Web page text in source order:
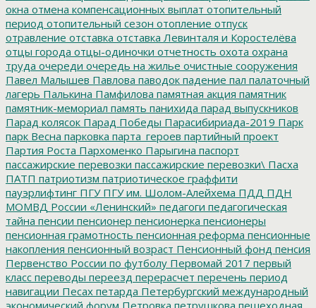
окна отмена компенсационных выплат отопительный
период отопительный сезон отопление отпуск
отравление отставка отставка Левинталя и Коростелёва
отцы города отцы-одиночки отчетность охота охрана
труда очереди очередь на жилье очистные сооружения
Павел Малышев Павлова паводок падение пал палаточный
лагерь Палькина Памфилова памятная акция памятник
памятник-мемориал память панихида парад выпускников
Парад колясок Парад Победы Парасибириада-2019 Парк
парк Весна парковка парта_героев партийный проект
Партия Роста Пархоменко Парыгина паспорт
пассажирские перевозки пассажирские перевозки\ Пасха
ПАТП патриотизм патриотическое граффити
пауэрлифтинг ПГУПГУ им. Шолом-Алейхема ПДД ПДН
МОМВД России «Ленинский» педагоги педагогическая
тайна пенсии пенсионер пенсионерка пенсионеры
пенсионная грамотность пенсионная реформа пенсионные
накопления пенсионный возраст Пенсионный фонд пенсия
Первенство России по футболу Первомай 2017 первый
класс переводы переезд перерасчет перечень период
навигации Песах петарда Петербургский международный
экономический форум Петровка петрушкова пешеходная